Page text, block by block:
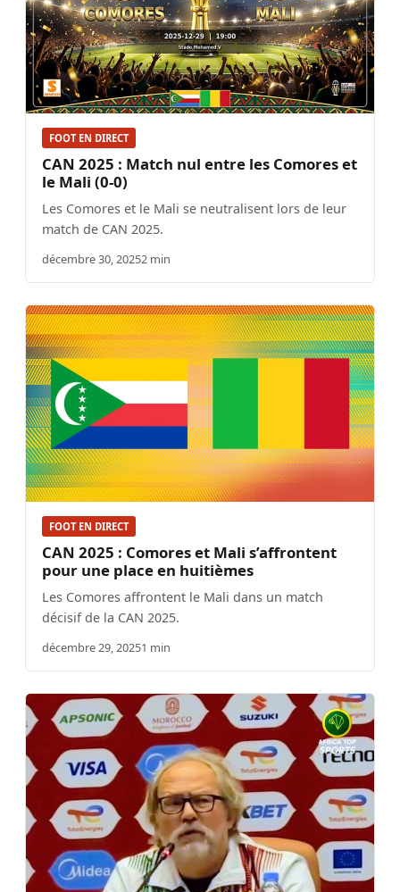
FOOT EN DIRECT
CAN 2025 : Match nul entre les Comores et
le Mali (0-0)
Les Comores et le Mali se neutralisent lors de leur
match de CAN 2025.
décembre 30, 20252 min
FOOT EN DIRECT
CAN 2025 : Comores et Mali s’affrontent
pour une place en huitièmes
Les Comores affrontent le Mali dans un match
décisif de la CAN 2025.
décembre 29, 20251 min